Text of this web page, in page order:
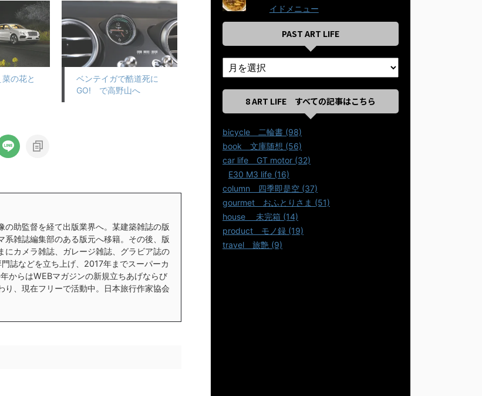
の花と
ベンテイガで酷道死に
GO! で高野山へ
の助監督を経て出版業界へ。某建築雑誌の版
系雑誌編集部のある版元へ移籍。その後、版
にカメラ雑誌、ガレージ雑誌、グラビア誌の
誌などを立ち上げ、2017年までスーパーカ
からはWEBマガジンの新規立ちあげならび
り、現在フリーで活動中。日本旅行作家協会
イドメニュー
PAST ART LIFE
8 ART LIFE すべての記事はこちら
bicycle＿二輪書 (98)
book＿文庫随想 (56)
car life＿GT motor (32)
E30 M3 life (16)
column＿四季即是空 (37)
gourmet＿おふとりさま (51)
house ＿未完箱 (14)
product＿モノ録 (19)
travel＿旅艶 (9)